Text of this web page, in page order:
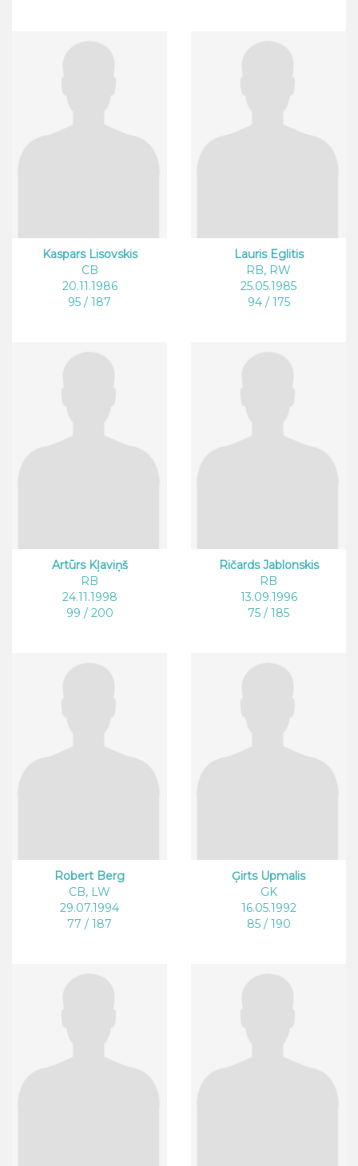
Kaspars Lisovskis
CB
20.11.1986
95 / 187
Lauris Eglitis
RB, RW
25.05.1985
94 / 175
Artūrs Kļaviņš
RB
24.11.1998
99 / 200
Ričards Jablonskis
RB
13.09.1996
75 / 185
Robert Berg
CB, LW
29.07.1994
77 / 187
Ģirts Upmalis
GK
16.05.1992
85 / 190